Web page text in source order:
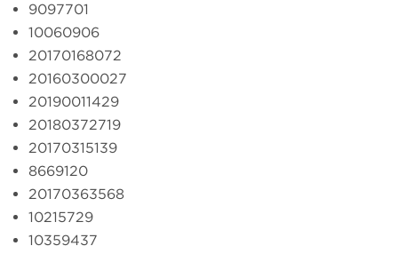
9097701
10060906
20170168072
20160300027
20190011429
20180372719
20170315139
8669120
20170363568
10215729
10359437